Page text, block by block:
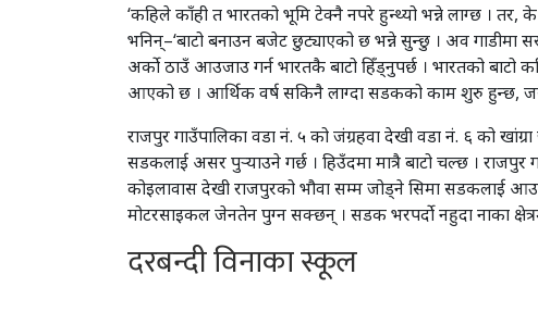
‘कहिले काँही त भारतको भूमि टेक्नै नपरे हुन्थ्यो भन्ने लाग्छ । तर, के
भनिन्–‘बाटो बनाउन बजेट छुट्याएको छ भन्ने सुन्छु । अव गाडीमा
अर्काे ठाउँ आउजाउ गर्न भारतकै बाटो हिँड्नुपर्छ । भारतको बाटो
आएको छ । आर्थिक वर्ष सकिनै लाग्दा सडकको काम शुरु हुन्छ,
राजपुर गाउँपालिका वडा नं. ५ को जंग्रहवा देखी वडा नं. ६ को
सडकलाई असर पुर्‍याउने गर्छ । हिउँदमा मात्रै बाटो चल्छ ।
कोइलावास देखी राजपुरको भौवा सम्म जोड्ने सिमा सडकलाई
मोटरसाइकल जेनतेन पुग्न सक्छन् । सडक भरपर्दाे नहुदा नाका
दरबन्दी विनाका स्कूल